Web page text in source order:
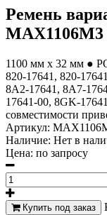
Ремень
1100 мм х 32 мм ●
820-17641, 820-
8A2-17641, 8A7-
17641-00, 8GK-
совместимости
Артикул:
Наличие: Нет в
Цена: по запросу
Купить под заказ